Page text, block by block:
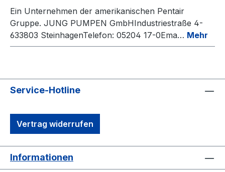
Ein Unternehmen der amerikanischen Pentair
Gruppe. JUNG PUMPEN GmbHIndustriestraße 4-
633803 SteinhagenTelefon: 05204 17-0Ema… Mehr
Service-Hotline
Vertrag widerrufen
Informationen